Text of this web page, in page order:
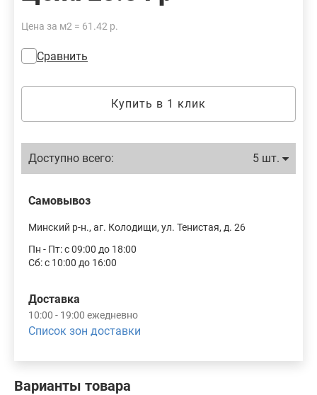
Варианты товара
Цена за м2 = 61.42 р.
Сравнить
Купить в 1 клик
Доступно всего: 5 шт.
Самовывоз
Минский р-н., аг. Колодищи, ул. Тенистая, д. 26
Пн - Пт: с 09:00 до 18:00
Сб: с 10:00 до 16:00
Доставка
10:00 - 19:00 ежедневно
Список зон доставки